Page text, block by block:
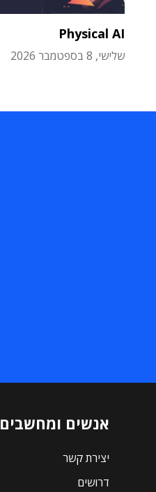
Physical AI
שלישי, 8 בספטמבר 2026
אנשים ומחשבים
יצירת קשר
דרושים